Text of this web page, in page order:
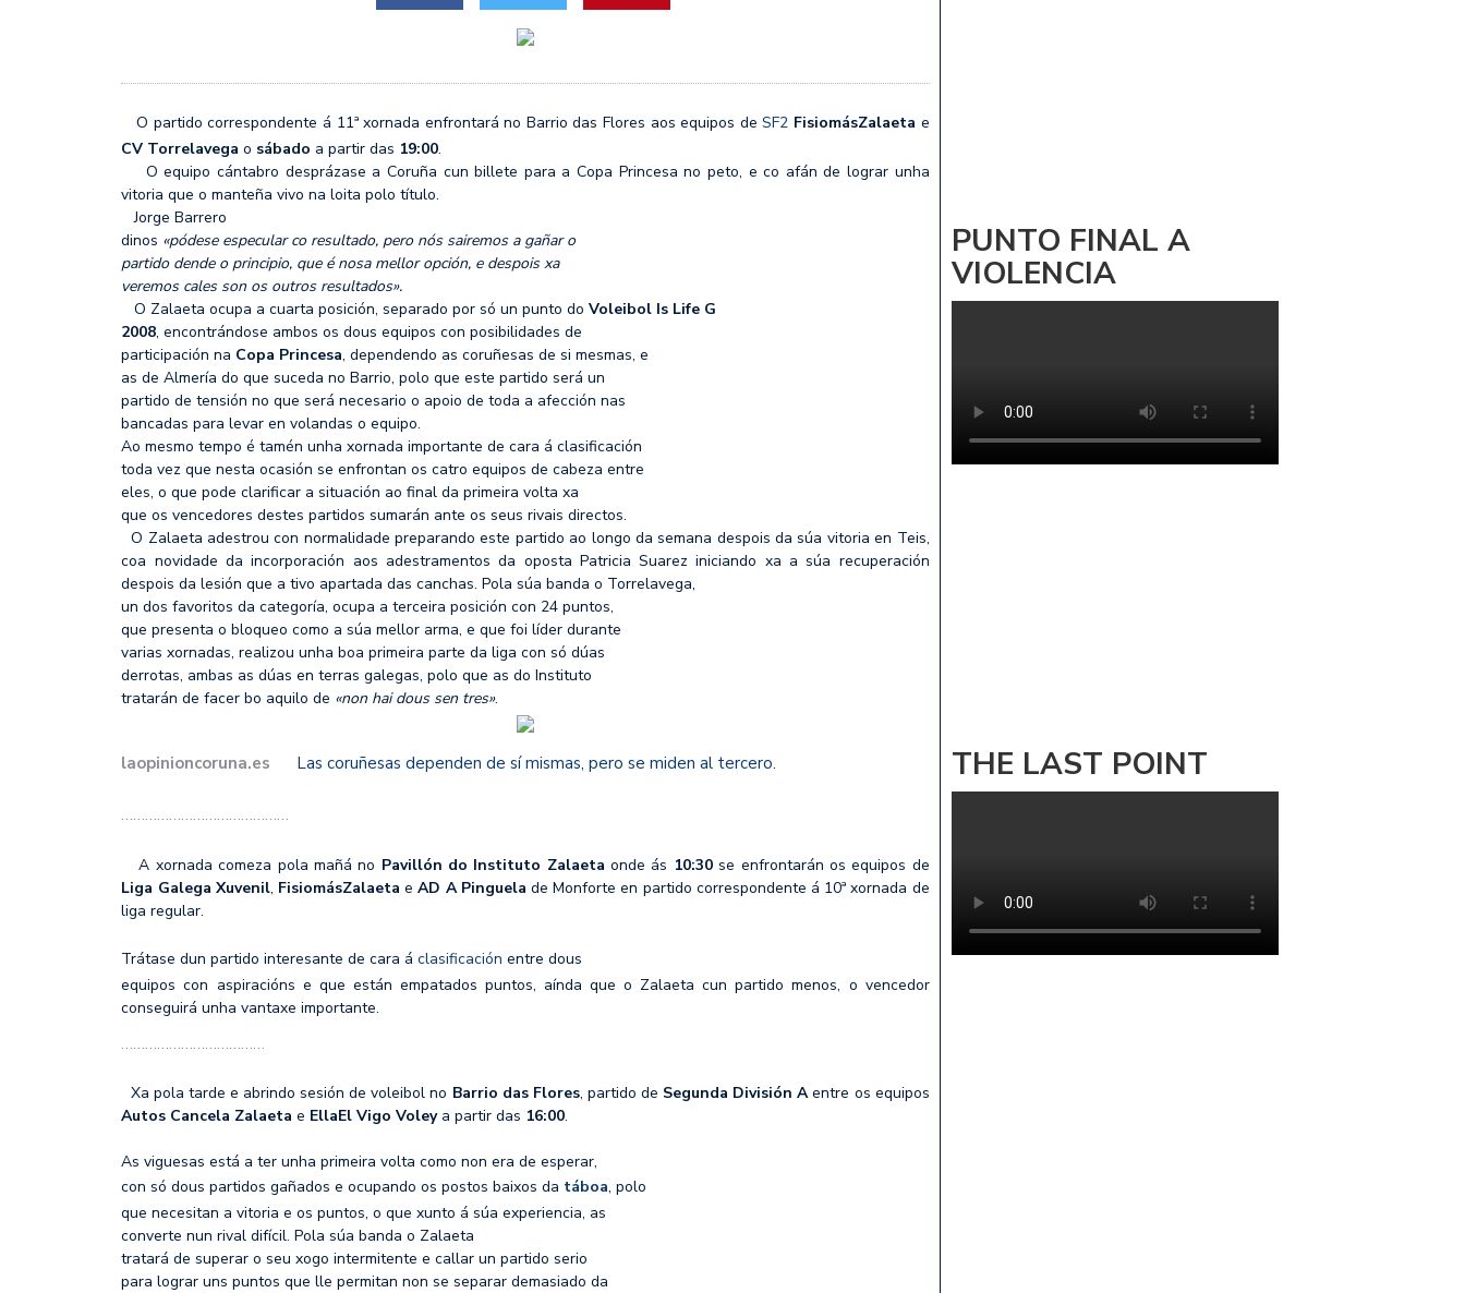
MIÉRCOLES CON M DE MADRINA: NOA PARDIÑAS
O partido correspondente á 11ª xornada enfrontará no Barrio das Flores aos equipos de SF2 FisiomásZalaeta e
CV Torrelavega o sábado a partir das 19:00.
O equipo cántabro desprázase a Coruña cun billete para a Copa Princesa no peto, e co afán de lograr unha
vitoria que o manteña vivo na loita polo título.
Jorge Barrero
dinos «pódese especular co resultado, pero nós sairemos a gañar o
partido dende o principio, que é nosa mellor opción, e despois xa
veremos cales son os outros resultados».
O Zalaeta ocupa a cuarta posición, separado por só un punto doVoleibol Is Life G
2008, encontrándose ambos os dous equipos con posibilidades de
participación na Copa Princesa, dependendo as coruñesas de si mesmas, e
as de Almería do que suceda no Barrio, polo que este partido será un
partido de tensión no que será necesario o apoio de toda a afección nas
bancadas para levar en volandas o equipo.
Ao mesmo tempo é tamén unha xornada importante de cara á clasificación
toda vez que nesta ocasión se enfrontan os catro equipos de cabeza entre
eles, o que pode clarificar a situación ao final da primeira volta xa
que os vencedores destes partidos sumarán ante os seus rivais directos.
O Zalaeta adestrou con normalidade preparando este partido ao longo da semana despois da súa vitoria en Teis,
coa novidade da incorporación aos adestramentos da oposta Patricia Suarez iniciando xa a súa recuperación
despois da lesión que a tivo apartada das canchas. Pola súa banda o Torrelavega,
un dos favoritos da categoría, ocupa a terceira posición con 24 puntos,
que presenta o bloqueo como a súa mellor arma, e que foi líder durante
varias xornadas, realizou unha boa primeira parte da liga con só dúas
derrotas, ambas as dúas en terras galegas, polo que as do Instituto
tratarán de facer bo aquilo de «non hai dous sen tres».
laopinioncoruna.es Las coruñesas dependen de sí mismas, pero se miden al tercero.
……………………………………
A xornada comeza pola mañá no Pavillón do Instituto Zalaeta onde ás 10:30se enfrontarán os equipos de
Liga Galega Xuvenil, FisiomásZalaeta eAD A Pinguela de Monforte en partido correspondente á 10ª xornada de
liga regular.
Trátase dun partido interesante de cara áclasificación entre dous
equipos con aspiracións e que están empatados puntos, aínda que o Zalaeta cun partido menos, o vencedor
conseguirá unha vantaxe importante.
………………………………
Xa pola tarde e abrindo sesión de voleibol no Barrio das Flores, partido de Segunda División Aentre os equipos
Autos Cancela Zalaeta e EllaEl Vigo Voleya partir das 16:00.
As viguesas está a ter unha primeira volta como non era de esperar,
con só dous partidos gañados e ocupando os postos baixos da táboa, polo
que necesitan a vitoria e os puntos, o que xunto á súa experiencia, as
converte nun rival difícil. Pola súa banda o Zalaeta
tratará de superar o seu xogo intermitente e callar un partido serio
para lograr uns puntos que lle permitan non se separar demasiado da
PUNTO FINAL A
VIOLENCIA
THE LAST POINT